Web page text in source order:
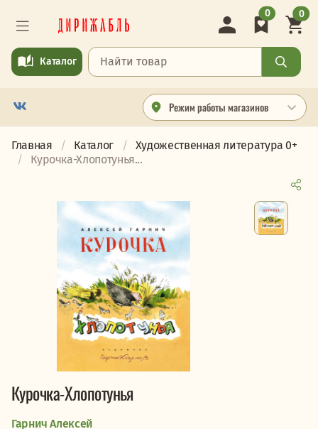
Режим работы магазинов
Каталог
0 0
Главная Каталог
Художественная литература 0+
Курочка-Хлопотунья...
Курочка-Хлопотунья
Гарнич Алексей